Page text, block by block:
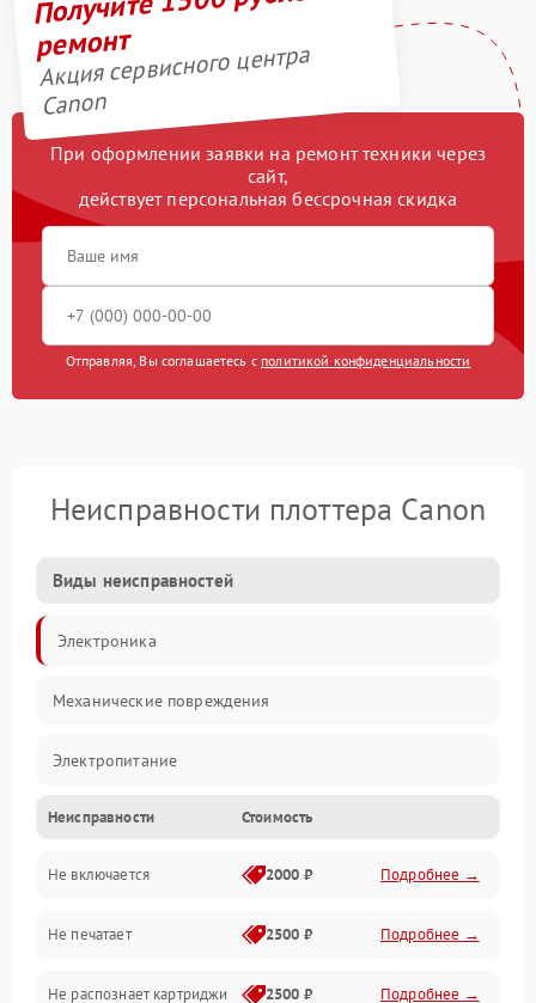
ремонт
Акция сервисного центра
Canon
При оформлении заявки на ремонт техники через
сайт,
действует персональная бессрочная скидка
Отправляя, Вы соглашаетесь с политикой конфиденциальности
Неисправности плоттера Canon
Виды неисправностей
Электроника
Механические повреждения
Электропитание
Работа системы
Механика
Оптика
Неисправности Стоимость
Не включается 2000 ₽ Подробнее →
Не печатает 2500 ₽ Подробнее →
Не распознает картриджи 2500 ₽ Подробнее →